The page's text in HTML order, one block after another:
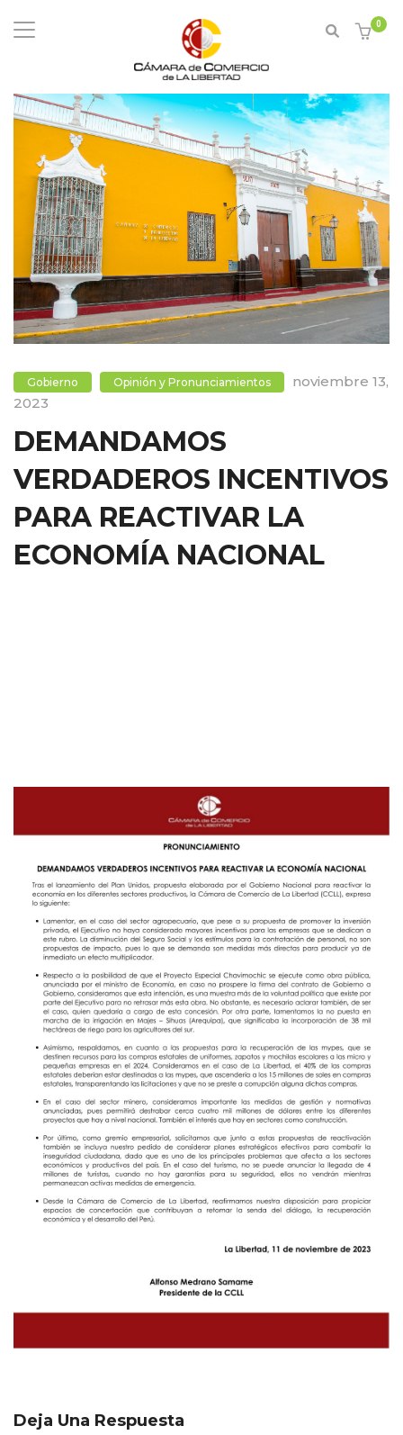
0
Gobierno Opinión y Pronunciamientos
noviembre 13,
2023
DEMANDAMOS
VERDADEROS INCENTIVOS
PARA REACTIVAR LA
ECONOMÍA NACIONAL
Deja Una Respuesta